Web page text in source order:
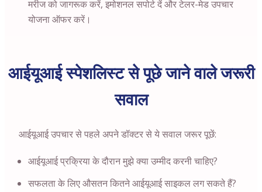
मरीज को जागरूक करें, इमोशनल सपोर्ट दें और टेलर-मेड उपचार
योजना ऑफर करें।
आईयूआई स्पेशलिस्ट से पूछे जाने वाले जरूरी
सवाल
आईयूआई उपचार से पहले अपने डॉक्टर से ये सवाल जरूर पूछें:
आईयूआई प्रक्रिया के दौरान मुझे क्या उम्मीद करनी चाहिए?
सफलता के लिए औसतन कितने आईयूआई साइकल लग सकते हैं?